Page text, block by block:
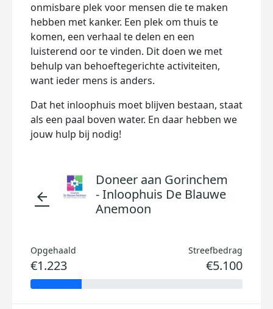
onmisbare plek voor mensen die te maken
hebben met kanker. Een plek om thuis te
komen, een verhaal te delen en een
luisterend oor te vinden. Dit doen we met
behulp van behoeftegerichte activiteiten,
want ieder mens is anders.
Dat het inloophuis moet blijven bestaan, staat
als een paal boven water. En daar hebben we
jouw hulp bij nodig!
arrow_back
Doneer aan Gorinchem
- Inloophuis De Blauwe
Anemoon
Opgehaald
€1.223
Streefbedrag
€5.100